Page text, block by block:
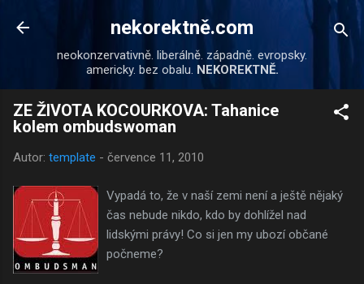
Přeskočit na hlavní obsah
nekorektně.com
neokonzervativně. liberálně. západně. evropsky.
americky. bez obalu. NEKOREKTNĚ.
ZE ŽIVOTA KOCOURKOVA: Tahanice
kolem ombudswoman
Autor: template - července 11, 2010
Vypadá to, že v naší zemi není a ještě nějaký
čas nebude nikdo, kdo by dohlížel nad
lidskými právy! Co si jen my ubozí občané
počneme?